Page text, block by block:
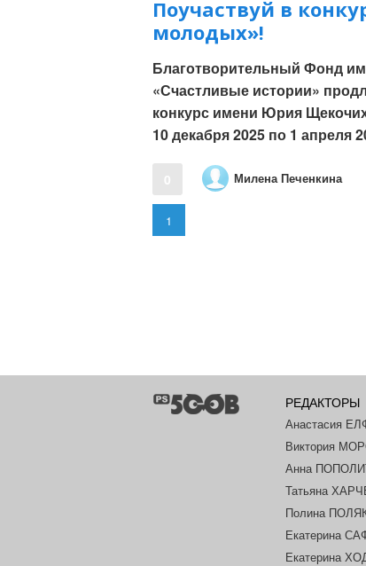
Поучаствуй в
молодых»!
Благотворительный Фонд
«Счастливые истории»
конкурс имени Юрия
10 декабря 2025 по 1 апреля
0 Милена Печенкина
1
РЕДАКТОРЫ
Анастасия
Виктория
Анна
Татьяна
Полина
Екатерина
Екатерина